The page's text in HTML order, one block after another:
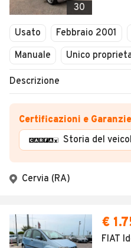
30
Usato Febbraio 2001
Manuale
Unico
Descrizione
Certificazioni e Garanzie
Storia del
Cervia (RA)
€
FIAT